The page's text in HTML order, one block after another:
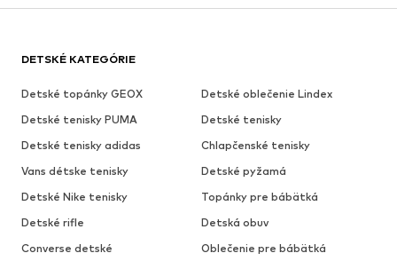
DETSKÉ KATEGÓRIE
Detské topánky GEOX
Detské oblečenie Lindex
Detské tenisky PUMA
Detské tenisky
Detské tenisky adidas
Chlapčenské tenisky
Vans détske tenisky
Detské pyžamá
Detské Nike tenisky
Topánky pre bábätká
Detské rifle
Detská obuv
Converse detské
Oblečenie pre bábätká